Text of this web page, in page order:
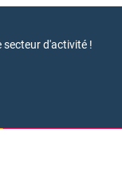
secteur d'activité !